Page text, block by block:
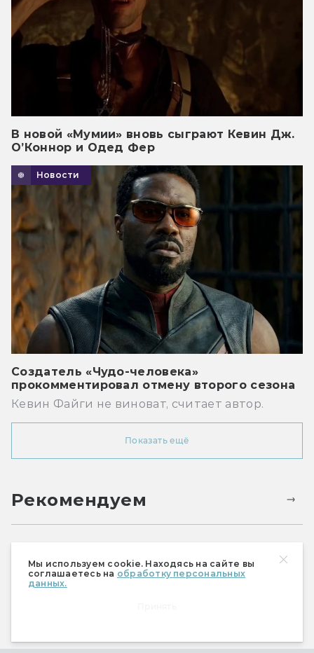
Мы используем cookie. Находясь на сайте вы
соглашаетесь на обработку персональных
данных.
В новой «Мумии» вновь сыграют Кевин Дж.
О’Коннор и Одед Фер
Новости
Создатель «Чудо-человека»
прокомментировал отмену второго сезона
Кевин Файги не виноват, считает автор.
Показать ещё
Рекомендуем